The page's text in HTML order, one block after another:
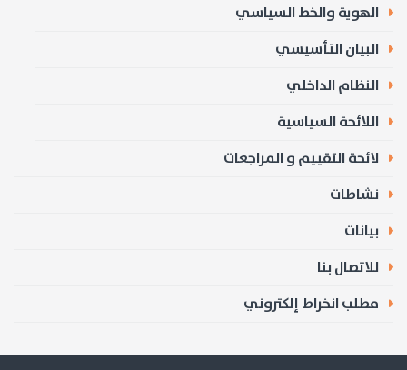
الهوية والخط السياسي
البيان التأسيسي
النظام الداخلي
اللائحة السياسية
لائحة التقييم و المراجعات
نشاطات
بيانات
للاتصال بنا
مطلب انخراط إلكتروني